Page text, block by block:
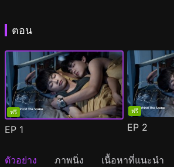
ตอน
ฟรี
EP 1
ฟรี
EP 2
ตัวอย่าง ภาพนิ่ง เนื้อหาที่แนะนำ